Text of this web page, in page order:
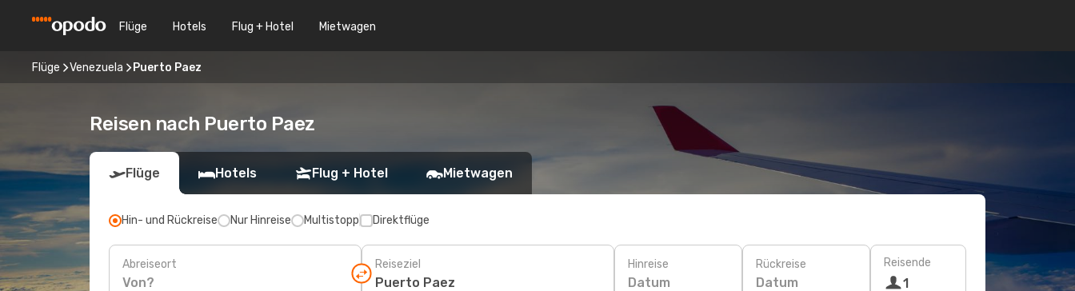
Flüge Hotels Flug + Hotel Mietwagen
Flüge Venezuela Puerto Paez
Reisen nach Puerto Paez
Flüge Hotels Flug + Hotel Mietwagen
Hin- und Rückreise Nur Hinreise Multistopp Direktflüge
Abreiseort Reiseziel Hinreise
Datum
Rückreise
Datum
Reisende
1